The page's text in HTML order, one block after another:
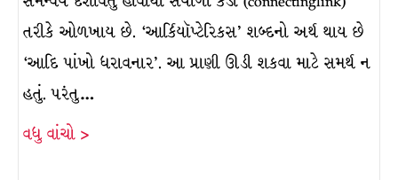
તરીકે ઓળખાય છે. ‘આર્કિયૉપ્ટેરિકસ’ શબ્દનો અર્થ થાય છે
‘આદિ પાંખો ધરાવનાર’. આ પ્રાણી ઊડી શકવા માટે સમર્થ ન
હતું. પરંતુ…
વધુ વાંચો >